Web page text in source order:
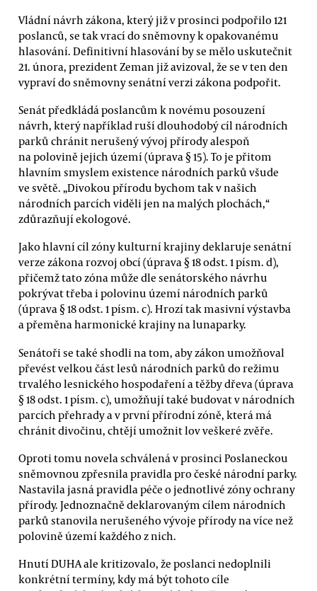
Vládní návrh zákona, který již v prosinci podpořilo 121
poslanců, se tak vrací do sněmovny k opakovanému
hlasování. Definitivní hlasování by se mělo uskutečnit
21. února, prezident Zeman již avizoval, že se v ten den
vypraví do sněmovny senátní verzi zákona podpořit.
Senát předkládá poslancům k novému posouzení
návrh, který například ruší dlouhodobý cíl národních
parků chránit nerušený vývoj přírody alespoň
na polovině jejich území (úprava § 15). To je přitom
hlavním smyslem existence národních parků všude
ve světě. „Divokou přírodu bychom tak v našich
národních parcích viděli jen na malých plochách,“
zdůrazňují ekologové.
Jako hlavní cíl zóny kulturní krajiny deklaruje senátní
verze zákona rozvoj obcí (úprava § 18 odst. 1 písm. d),
přičemž tato zóna může dle senátorského návrhu
pokrývat třeba i polovinu území národních parků
(úprava § 18 odst. 1 písm. c). Hrozí tak masivní výstavba
a přeměna harmonické krajiny na lunaparky.
Senátoři se také shodli na tom, aby zákon umožňoval
převést velkou část lesů národních parků do režimu
trvalého lesnického hospodaření a těžby dřeva (úprava
§ 18 odst. 1 písm. c), umožňují také budovat v národních
parcích přehrady a v první přírodní zóně, která má
chránit divočinu, chtějí umožnit lov veškeré zvěře.
Oproti tomu novela schválená v prosinci Poslaneckou
sněmovnou zpřesnila pravidla pro české národní parky.
Nastavila jasná pravidla péče o jednotlivé zóny ochrany
přírody. Jednoznačně deklarovaným cílem národních
parků stanovila nerušeného vývoje přírody na více než
polovině území každého z nich.
Hnutí DUHA ale kritizovalo, že poslanci nedoplnili
konkrétní termíny, kdy má být tohoto cíle